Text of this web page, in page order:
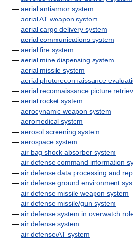
— aerial antiarmor system
— aerial AT weapon system
— aerial cargo delivery system
— aerial communications system
— aerial fire system
— aerial mine dispensing system
— aerial missile system
— aerial photoreconnaissance
— aerial reconnaissance picture
— aerial rocket system
— aerodynamic weapon system
— aeromedical system
— aerosol screening system
— aerospace system
— air bag shock absorber system
— air defense command information
— air defense data processing and
— air defense ground environment
— air defense missile weapon system
— air defense missile/gun system
— air defense system in overwatch
— air defense system
— air defense/AT system